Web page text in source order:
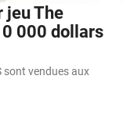
jeu The
000 dollars
sont vendues aux